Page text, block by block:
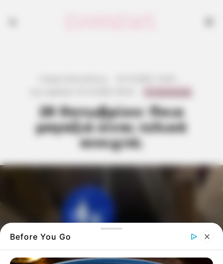
28 Οκτωβρίου: Ποια
μαγαζιά είναι τελικά
ανοιχτά;
Before You Go